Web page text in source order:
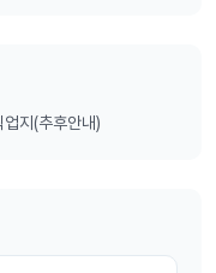
변 픽업지
지(추후안내)